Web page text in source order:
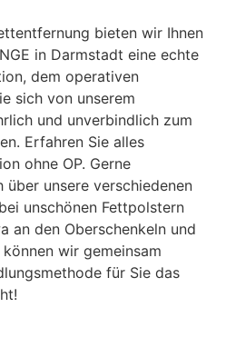
bieten wir Ihnen
in Darmstadt eine echte
dem operativen
sich von unserem
und unverbindlich zum
Erfahren Sie alles
ohne OP. Gerne
unsere verschiedenen
unschönen Fettpolstern
an den Oberschenkeln und
wir gemeinsam
für Sie das